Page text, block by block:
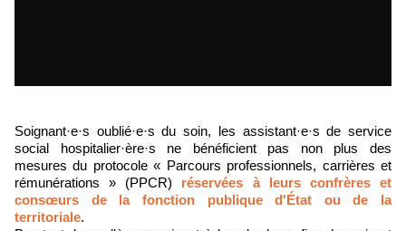
Soignant·e·s oublié·e·s du soin, les assistant·e·s de service
social hospitalier·ère·s ne bénéficient pas non plus des
mesures du protocole « Parcours professionnels, carrières et
rémunérations » (PPCR) réservées à leurs confrères et
consœurs de la fonction publique d'État ou de la
territoriale.